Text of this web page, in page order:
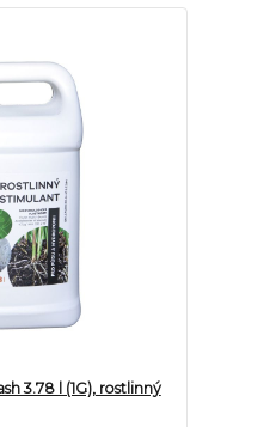
3.78 l (1G), rostlinný